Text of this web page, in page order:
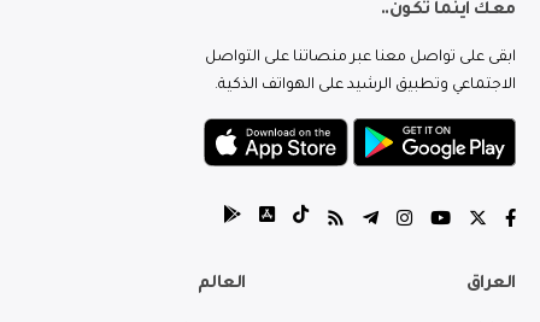
معك اينما تكون..
ابقى على تواصل معنا عبر منصاتنا على التواصل
الاجتماعي وتطبيق الرشيد على الهواتف الذكية.
العراق العالم